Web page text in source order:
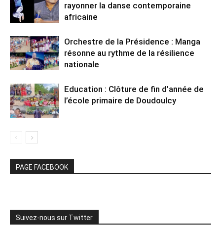
rayonner la danse contemporaine
africaine
Orchestre de la Présidence : Manga
résonne au rythme de la résilience
nationale
Education : Clôture de fin d’année de
l’école primaire de Doudoulcy
PAGE FACEBOOK
Suivez-nous sur Twitter